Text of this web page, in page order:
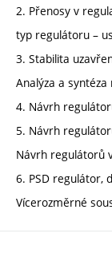
2. Přenosy v
typ regulátoru –
3. Stabilita
Analýza a
4. Návrh
5. Návrh
Návrh regulátorů
6. PSD regulátor,
Vícerozměrné